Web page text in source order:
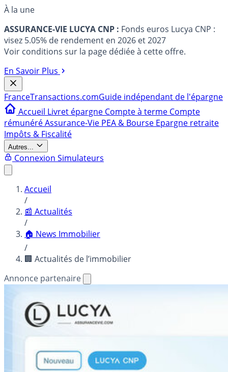
À la une
ASSURANCE-VIE LUCYA CNP : Fonds euros Lucya CNP :
visez 5.05% de rendement en 2026 et 2027
Voir conditions sur la page dédiée à cette offre.
En Savoir Plus
FranceTransactions.comGuide indépendant de l'épargne
Accueil Livret épargne Compte à terme Compte
rémunéréAssurance-Vie PEA & Bourse Epargne retraite
Impôts & Fiscalité
Autres...
Connexion Simulateurs
Accueil
/
📰 Actualités
/
🏠 News Immobilier
/
🏢 Actualités de l’immobilier
Annonce partenaire